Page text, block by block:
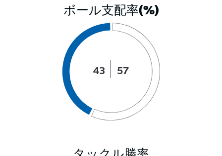
ボール支配率(%)
43 57
タックル勝率